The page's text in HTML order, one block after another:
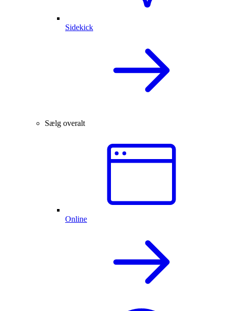
Sidekick
Sælg overalt
Online